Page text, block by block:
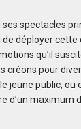
ses spectacles
de déployer cette
qu’il
créons pour
jeune public, ou
d’un maximum